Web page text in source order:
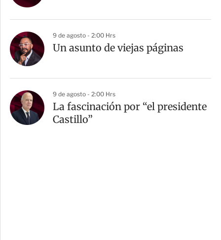
9 de agosto - 2:00 Hrs
Un asunto de viejas páginas
9 de agosto - 2:00 Hrs
La fascinación por “el presidente
Castillo”